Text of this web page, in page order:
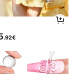
.92€